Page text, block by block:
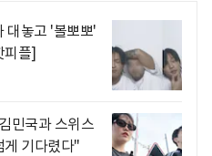
대놓고 '볼뽀뽀'
피플]
민국과 스위스
게 기다렸다"